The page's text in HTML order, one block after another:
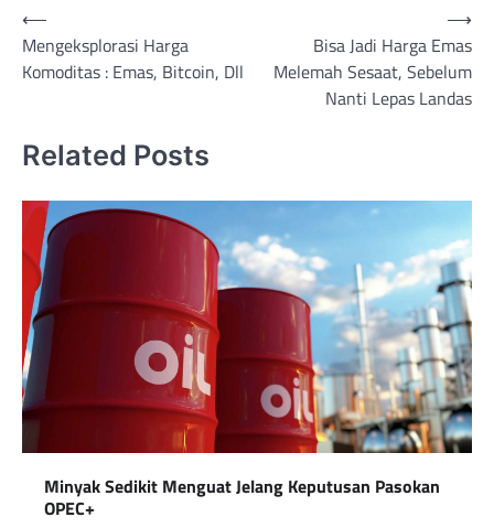
Post
navigation
⟵
Mengeksplorasi Harga
Komoditas : Emas, Bitcoin, Dll
Bisa Jadi Harga Emas
Melemah Sesaat, Sebelum
Nanti Lepas Landas
⟶
Related Posts
Minyak Sedikit Menguat Jelang Keputusan Pasokan
OPEC+